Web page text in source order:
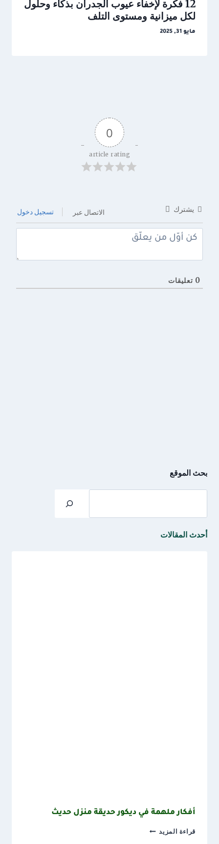
12 فكرة لإخفاء عيوب الجدران بذكاء وحلول
لكل ميزانية ومستوى التلف
مايو 31, 2025
0
article rating
يشترك الاتصال عبر تسجيل دخول
0 تعليقات
بحث الموقع
أحدث المقالات
أفكار ملهمة في ديكور حديقة منزل حديث
قراءة المزيدأفكار